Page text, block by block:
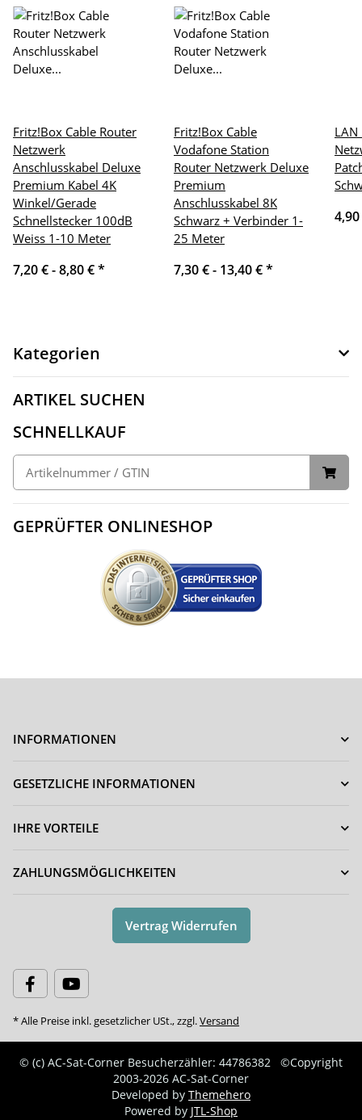
Fritz!Box Cable Router
Netzwerk
Anschlusskabel Deluxe
Premium Kabel 4K
Winkel/Gerade
Schnellstecker 100dB
Weiss 1-10 Meter
7,20 € -8,80 €*
Fritz!Box Cable
Vodafone Station
Router Netzwerk Deluxe
Premium
Anschlusskabel 8K
Schwarz + Verbinder 1-
25 Meter
7,30 € - 13,40 €*
LAN
Kategorien
ARTIKEL SUCHEN
SCHNELLKAUF
GEPRÜFTER ONLINESHOP
INFORMATIONEN
GESETZLICHE INFORMATIONEN
IHRE VORTEILE
ZAHLUNGSMÖGLICHKEITEN
Vertrag Widerrufen
* Alle Preise inkl. gesetzlicher USt., zzgl.Versand
© (c) AC-Sat-Corner Besucherzähler: 44786382
©Copyright
2003-2026 AC-Sat-Corner
Developed by Themehero
Powered by JTL-Shop